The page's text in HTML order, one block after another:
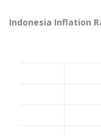
Indonesia Inflation